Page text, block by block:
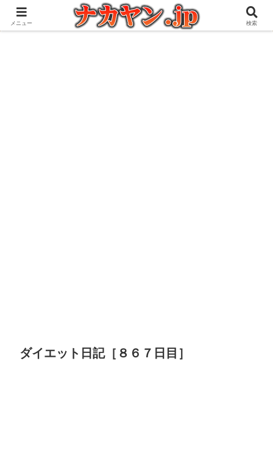
アウトドアとガジェット好きな管理人の愉快な日々を綴るブログ
ダイエット日記［８６７日目］
メニュー 検索